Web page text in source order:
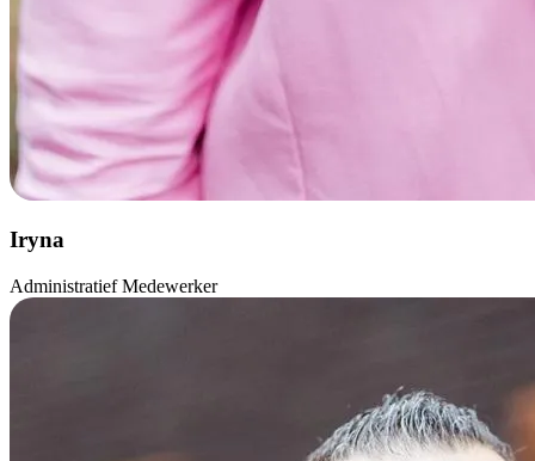
Iryna
Administratief Medewerker